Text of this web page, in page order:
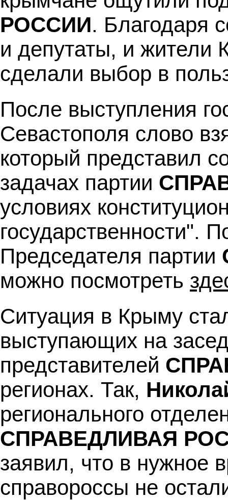
РОССИИ. Благодаря
и депутаты, и жители
сделали выбор в
После выступления
Севастополя слово
который представил
задачах партии
условиях
государственности".
Председателя партии
можно посмотреть
Ситуация в Крыму
выступающих на
представителей
регионах. Так,
регионального
СПРАВЕДЛИВАЯ
заявил, что в нужное
справороссы не